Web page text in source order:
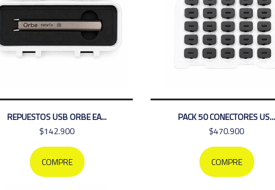
REPUESTOS USB ORBE EA...
$142.900
COMPRE
PACK 50 CONECTORES US...
$470.900
COMPRE